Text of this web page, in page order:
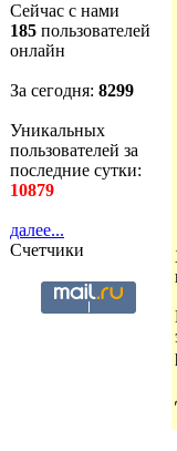
Сейчас с нами
185 пользователей
онлайн
За сегодня: 8300
Уникальных
пользователей за
последние сутки:
10879
далее...
Счетчики